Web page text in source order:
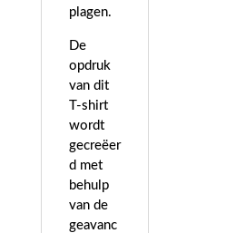
plagen.
De
opdruk
van dit
T-shirt
wordt
gecreëer
d met
behulp
van de
geavanc